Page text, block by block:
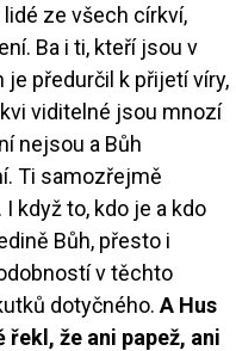
ze všech církví,
Ba i ti, kteří jsou v
je předurčil k přijetí víry,
viditelné jsou mnozí
nejsou a Bůh
Ti samozřejmě
když to, kdo je a kdo
Bůh, přesto i
v těchto
dotyčného. A Hus
řekl, že ani papež, ani